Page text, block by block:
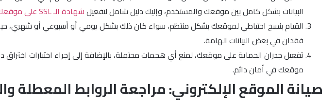
البيانات بشكل كامل بين موقعك والمستخدم، وإليك دليل شامل لتفعيلشهادة الـ SSL على موقعك
القيام بنسخ احتياطي لموقعك بشكل منتظم، سواء كان ذلك بشكل يومي أو أسبوعي أو
فقدان في بعض البيانات الهامة.
موقعك في أمان دائم.
صيانة الموقع الإلكتروني: مراجعة الروابط المعطلة